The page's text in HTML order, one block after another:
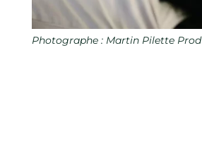
Photographe : Martin Pilette Prod